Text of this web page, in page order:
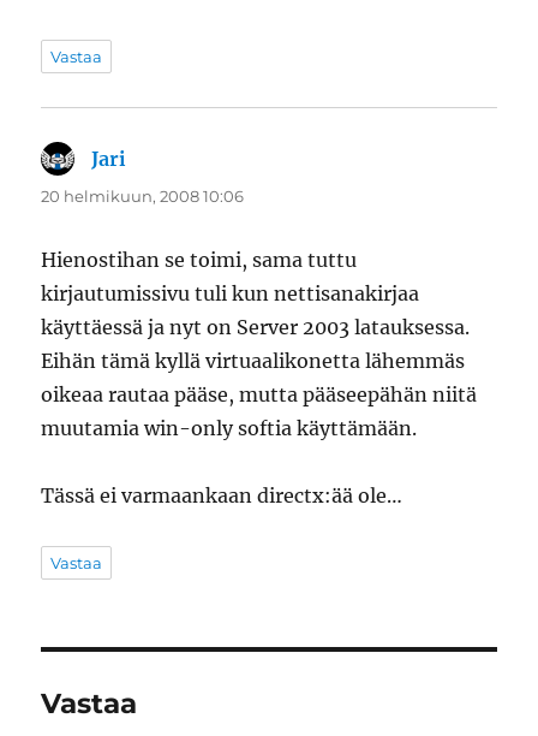
Vastaa
Jari
20 helmikuun, 2008 10:06
Hienostihan se toimi, sama tuttu
kirjautumissivu tuli kun nettisanakirjaa
käyttäessä ja nyt on Server 2003 latauksessa.
Eihän tämä kyllä virtuaalikonetta lähemmäs
oikeaa rautaa pääse, mutta pääseepähän niitä
muutamia win-only softia käyttämään.
Tässä ei varmaankaan directx:ää ole…
Vastaa
Vastaa